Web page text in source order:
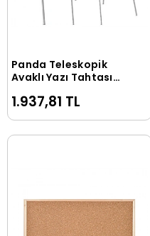
Sepete Ekle
Panda Teleskopik
Ayaklı Yazı Tahtası
1.937,81 TL